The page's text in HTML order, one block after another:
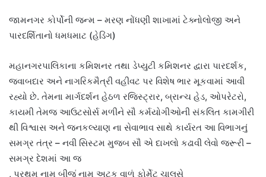
જામનગર કોર્પોની જન્મ – મરણ નોંધણી શાખામાં ટેક્નોલોજી અને
પારદર્શિતાનો ધમધમાટ (હેડિંગ)
મહાનગરપાલિકાના કમિશનર તથા ડેપ્યુટી કમિશનર દ્વારા પારદર્શક,
જવાબદાર અને નાગરિકમૈત્રી વહીવટ પર વિશેષ ભાર મૂકવામાં આવી
રહ્યો છે. તેમના માર્ગદર્શન હેઠળ રજિસ્ટ્રાર, બ્રાન્ચ હેડ, ઓપરેટરો,
કાયમી તેમજ આઉટસોર્સ મળીને સૌ કર્મયોગીઓની સંકલિત કામગીરી
થી વિશ્વાસ અને જનકલ્યાણ ના સેવાભાવ સાથે કાર્યરત આ વિભાગનું
સમગ્ર તંત્ર – નવી સિસ્ટમ મુજબ સૌ એ દાખલો કઢાવી લેવો જરૂરી –
સમગ્ર દેશમાં આ જ
, પ્રથમ નામ બીજું નામ અટક વાળું ફોર્મેટ ચાલસે